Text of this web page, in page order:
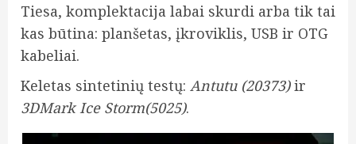
Tiesa, komplektacija labai skurdi arba tik tai
kas būtina: planšetas, įkroviklis, USB ir OTG
kabeliai.
Keletas sintetinių testų: Antutu (20373)ir
3DMark Ice Storm(5025).